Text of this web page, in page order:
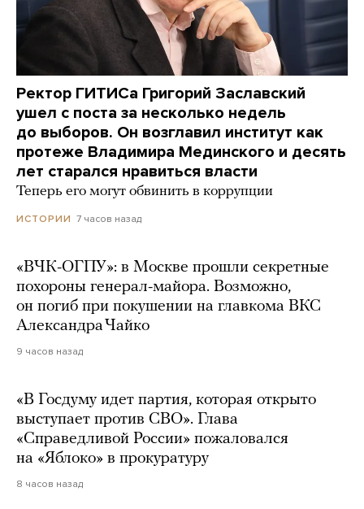
Ректор ГИТИСа Григорий Заславский
ушел с поста за несколько недель
до выборов. Он возглавил институт как
протеже Владимира Мединского и десять
лет старался нравиться власти
Теперь его могут обвинить в коррупции
ИСТОРИИ 7 часов назад
«ВЧК-ОГПУ»: в Москве прошли секретные
похороны генерал-майора. Возможно,
он погиб при покушении на главкома ВКС
Александра Чайко
9 часов назад
«В Госдуму идет партия, которая открыто
выступает против СВО». Глава
«Справедливой России» пожаловался
на «Яблоко» в прокуратуру
8 часов назад